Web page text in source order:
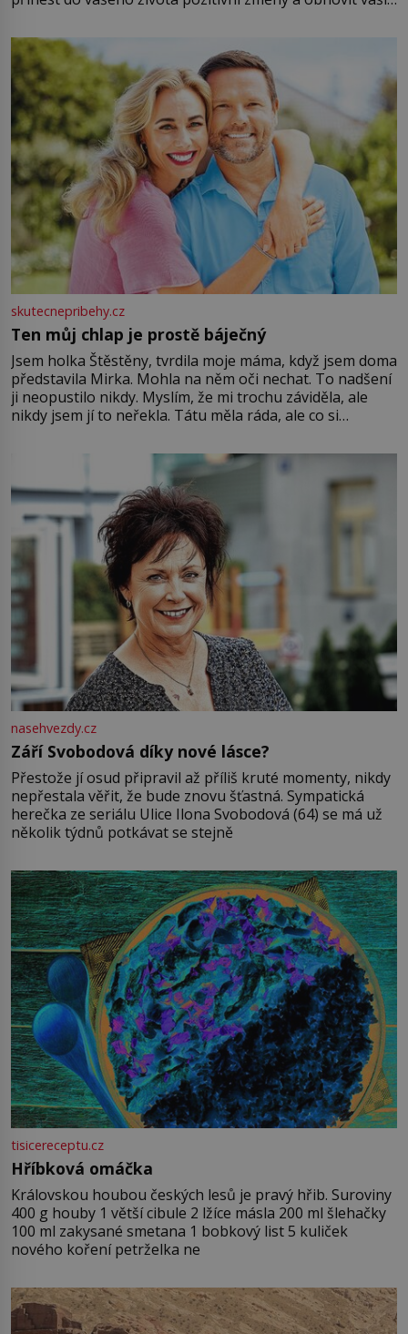
můžete obohatit své rituály a přinést do svého života
větší harmonii a klid. Je důležité
skutecnepribehy.cz
Ten můj chlap je prostě báječný
Jsem holka Štěstěny, tvrdila moje máma, když jsem doma
představila Mirka. Mohla na něm oči nechat. To nadšení
ji neopustilo nikdy. Myslím, že mi trochu záviděla, ale
nikdy jsem jí to neřekla. Tátu měla ráda, ale co si
Jsme spolu moc rádi Tehdy byla jiná doba, když
nasehvezdy.cz
Září Svobodová díky nové lásce?
Přestože jí osud připravil až příliš kruté momenty, nikdy
nepřestala věřit, že bude znovu šťastná. Sympatická
herečka ze seriálu Ulice Ilona Svobodová (64) se má už
několik týdnů potkávat se stejně
tisicereceptu.cz
Hříbková omáčka
Královskou houbou českých lesů je pravý hřib. Suroviny
400 g houby 1 větší cibule 2 lžíce másla 200 ml šlehačky
100 ml zakysané smetana 1 bobkový list 5 kuliček
nového koření petrželka ne